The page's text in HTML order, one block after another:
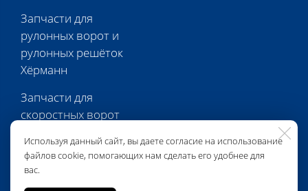
Используя данный сайт, вы даете согласие на использование
файлов cookie, помогающих нам сделать его удобнее для
вас.
Запчасти для
рулонных ворот и
рулонных решёток
Хёрманн
Запчасти для
скоростных ворот
Запчасти для
перегрузочной